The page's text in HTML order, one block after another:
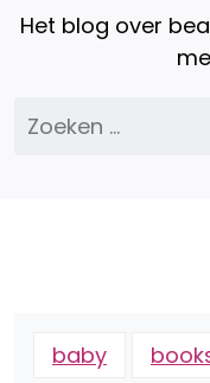
Het blog over
Zoeken
naar:
baby